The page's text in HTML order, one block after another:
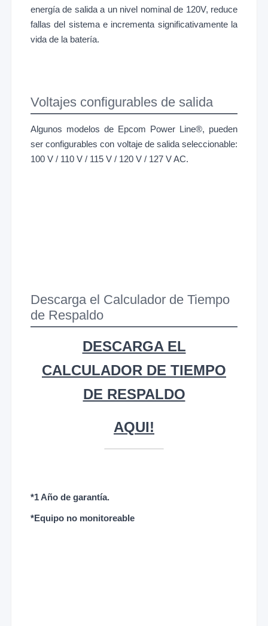
energía de salida a un nivel nominal de 120V, reduce
fallas del sistema e incrementa significativamente la
vida de la batería.
Voltajes configurables de salida
Algunos modelos de Epcom Power Line®, pueden
ser configurables con voltaje de salida seleccionable:
100 V / 110 V / 115 V / 120 V / 127 V AC.
Descarga el Calculador de Tiempo
de Respaldo
DESCARGA EL
CALCULADOR DE TIEMPO
DE RESPALDO
AQUI!
*1 Año de garantía.
*Equipo no monitoreable